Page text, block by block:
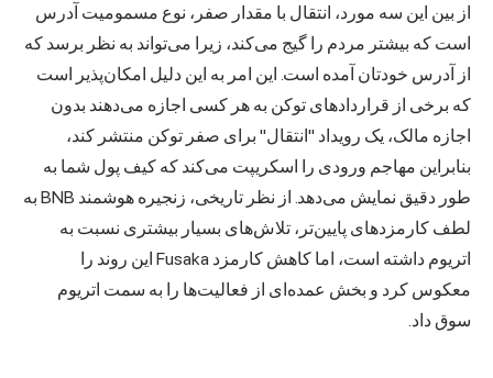
از بین این سه مورد، انتقال با مقدار صفر، نوع مسمومیت آدرس
است که بیشتر مردم را گیج می‌کند، زیرا می‌تواند به نظر برسد که
از آدرس خودتان آمده است. این امر به این دلیل امکان‌پذیر است
که برخی از قراردادهای توکن به هر کسی اجازه می‌دهند بدون
اجازه مالک، یک رویداد "انتقال" برای صفر توکن منتشر کند،
بنابراین مهاجم ورودی را اسکریپت می‌کند که کیف پول شما به
طور دقیق نمایش می‌دهد. از نظر تاریخی، زنجیره هوشمند BNB به
لطف کارمزدهای پایین‌تر، تلاش‌های بسیار بیشتری نسبت به
اتریوم داشته است، اما کاهش کارمزد Fusaka این روند را
معکوس کرد و بخش عمده‌ای از فعالیت‌ها را به سمت اتریوم
سوق داد.